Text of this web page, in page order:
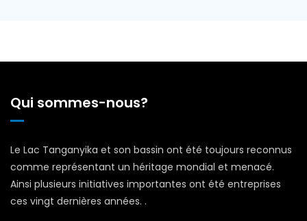
Qui sommes-nous?
Le Lac Tanganyika et son bassin ont été toujours reconnus
comme représentant un héritage mondial et menacé.
Ainsi plusieurs initiatives importantes ont été entreprises
ces vingt dernières années. .